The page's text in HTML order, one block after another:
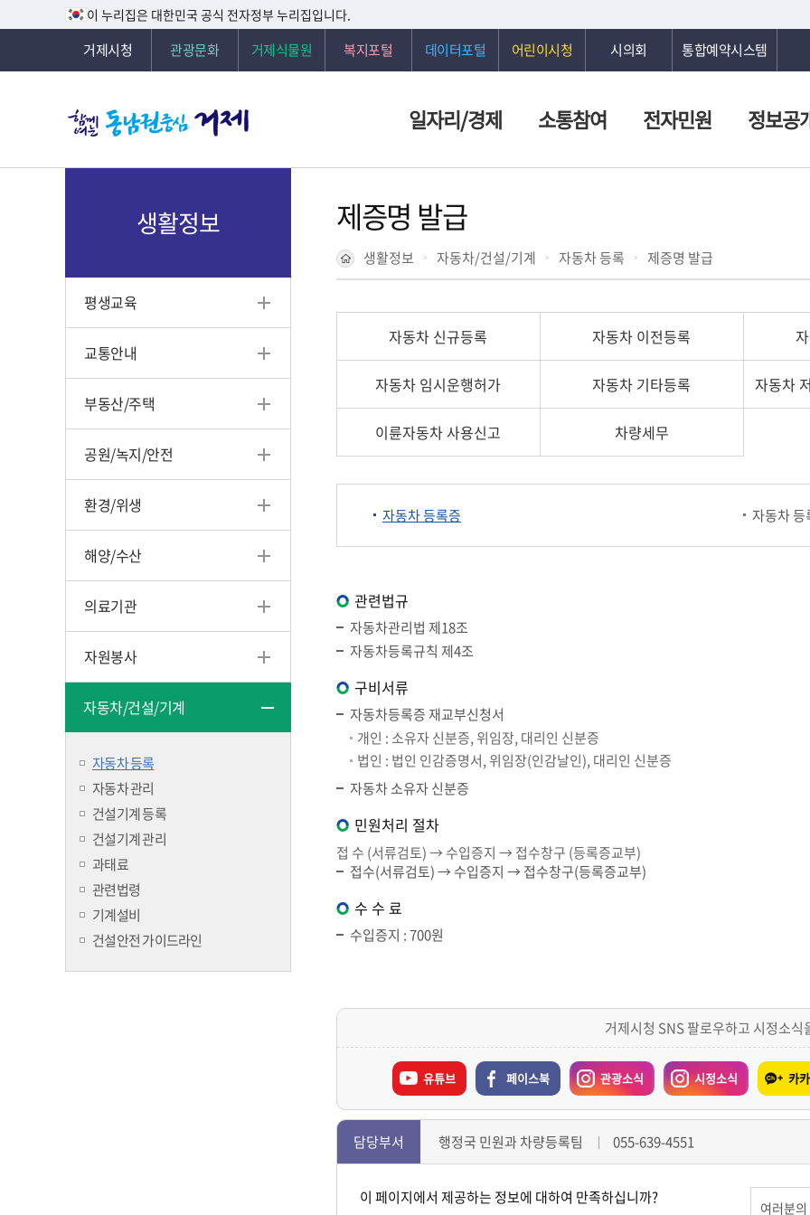
이 누리집은 대한민국 공식 전자정부 누리집입니다.
거제시청 관광문화 거제식물원 복지포털 데이터포털 어린이시청 시의회 통합예약시스템
일자리/경제 소통참여 전자민원 정보공
생활정보
평생교육
교통안내
부동산/주택
공원/녹지/안전
환경/위생
해양/수산
의료기관
자원봉사
자동차/건설/기계
자동차 등록
자동차 관리
건설기계 등록
건설기계 관리
과태료
관련법령
기계설비
건설안전 가이드라인
제증명 발급
생활정보 자동차/건설/기계 자동차 등록 제증명 발급
자동차 신규등록 자동차 이전등록
자동차 임시운행허가 자동차 기타등록 자동차
이륜자동차 사용신고 차량세무
자동차 등록증 자동차
관련법규
자동차관리법 제18조
자동차등록규칙 제4조
구비서류
자동차등록증 재교부신청서
개인 : 소유자 신분증, 위임장, 대리인 신분증
법인 : 법인 인감증명서, 위임장(인감날인), 대리인 신분증
자동차 소유자 신분증
민원처리 절차
접 수 (서류검토) → 수입증지 → 접수창구 (등록증교부)
접수(서류검토) → 수입증지 → 접수창구(등록증교부)
수 수 료
수입증지 : 700원
거제시청 SNS 팔로우하고 시정소식
유튜브 페이스북 관광소식 시정소식 카
담당부서 행정국 민원과 차량등록팀 055-639-4551
이 페이지에서 제공하는 정보에 대하여 만족하십니까?